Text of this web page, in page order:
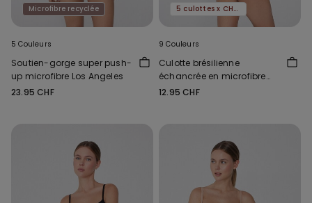
Microfibre recyclée
5 Couleurs
Soutien-gorge super push-
up microfibre Los Angeles
23.95 CHF
5 culottes x CHF 29.90
9 Couleurs
Culotte brésilienne
échancrée en microfibre
recyclée sans coutures
12.95 CHF